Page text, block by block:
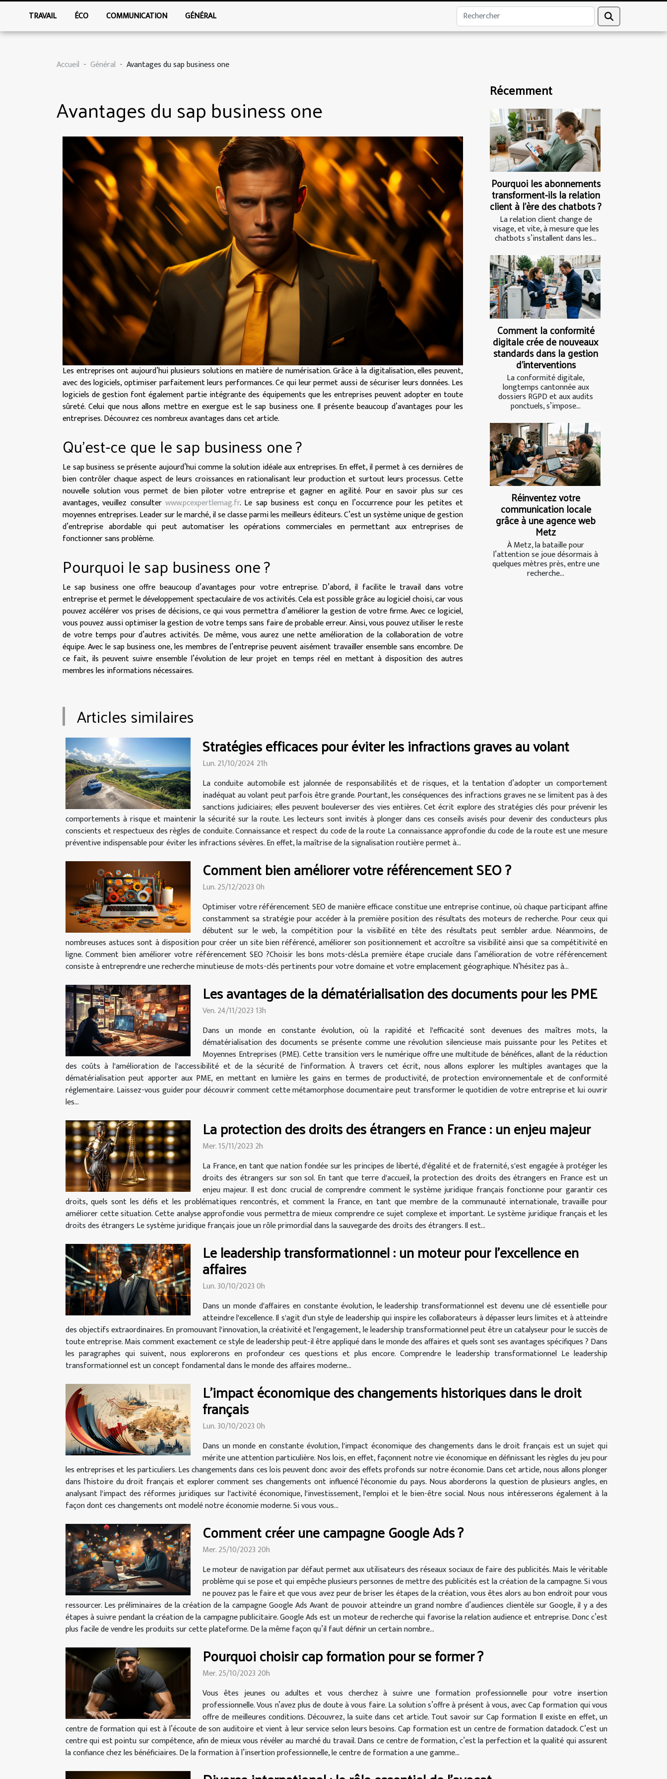
TRAVAIL ÉCO COMMUNICATION GÉNÉRAL
Accueil Général Avantages du sap business one
Avantages du sap business one
Les entreprises ont aujourd’hui plusieurs solutions en matière de numérisation. Grâce à la digitalisation, elles peuvent,
avec des logiciels, optimiser parfaitement leurs performances. Ce qui leur permet aussi de sécuriser leurs données. Les
logiciels de gestion font également partie intégrante des équipements que les entreprises peuvent adopter en toute
sûreté. Celui que nous allons mettre en exergue est le sap business one. Il présente beaucoup d’avantages pour les
entreprises. Découvrez ces nombreux avantages dans cet article.
Qu’est-ce que le sap business one ?
Le sap business se présente aujourd’hui comme la solution idéale aux entreprises. En effet, il permet à ces dernières de
bien contrôler chaque aspect de leurs croissances en rationalisant leur production et surtout leurs processus. Cette
nouvelle solution vous permet de bien piloter votre entreprise et gagner en agilité. Pour en savoir plus sur ces
avantages, veuillez consulterwww.pcexpertlemag.fr. Le sap business est conçu en l’occurrence pour les petites et
moyennes entreprises. Leader sur le marché, il se classe parmi les meilleurs éditeurs. C’est un système unique de gestion
d’entreprise abordable qui peut automatiser les opérations commerciales en permettant aux entreprises de
fonctionner sans problème.
Pourquoi le sap business one ?
Le sap business one offre beaucoup d’avantages pour votre entreprise. D’abord, il facilite le travail dans votre
entreprise et permet le développement spectaculaire de vos activités. Cela est possible grâce au logiciel choisi, car vous
pouvez accélérer vos prises de décisions, ce qui vous permettra d’améliorer la gestion de votre firme. Avec ce logiciel,
vous pouvez aussi optimiser la gestion de votre temps sans faire de probable erreur. Ainsi, vous pouvez utiliser le reste
de votre temps pour d’autres activités. De même, vous aurez une nette amélioration de la collaboration de votre
équipe. Avec le sap business one, les membres de l’entreprise peuvent aisément travailler ensemble sans encombre. De
ce fait, ils peuvent suivre ensemble l’évolution de leur projet en temps réel en mettant à disposition des autres
membres les informations nécessaires.
Récemment
Pourquoi les abonnements
transforment-ils la relation
client à l’ère des chatbots ?
La relation client change de
visage, et vite, à mesure que les
chatbots s’installent dans les...
Comment la conformité
digitale crée de nouveaux
standards dans la gestion
d’interventions
La conformité digitale,
longtemps cantonnée aux
dossiers RGPD et aux audits
ponctuels, s’impose...
Réinventez votre
communication locale
grâce à une agence web
Metz
À Metz, la bataille pour
l’attention se joue désormais à
quelques mètres près, entre une
recherche...
Articles similaires
Stratégies efficaces pour éviter les infractions graves au volant
Lun. 21/10/2024 21h
La conduite automobile est jalonnée de responsabilités et de risques, et la tentation d’adopter un comportement
inadéquat au volant peut parfois être grande. Pourtant, les conséquences des infractions graves ne se limitent pas à des
sanctions judiciaires; elles peuvent bouleverser des vies entières. Cet écrit explore des stratégies clés pour prévenir les
comportements à risque et maintenir la sécurité sur la route. Les lecteurs sont invités à plonger dans ces conseils avisés pour devenir des conducteurs plus
conscients et respectueux des règles de conduite. Connaissance et respect du code de la route La connaissance approfondie du code de la route est une mesure
préventive indispensable pour éviter les infractions sévères. En effet, la maîtrise de la signalisation routière permet à...
Comment bien améliorer votre référencement SEO ?
Lun. 25/12/2023 0h
Optimiser votre référencement SEO de manière efficace constitue une entreprise continue, où chaque participant affine
constamment sa stratégie pour accéder à la première position des résultats des moteurs de recherche. Pour ceux qui
débutent sur le web, la compétition pour la visibilité en tête des résultats peut sembler ardue. Néanmoins, de
nombreuses astuces sont à disposition pour créer un site bien référencé, améliorer son positionnement et accroître sa visibilité ainsi que sa compétitivité en
ligne. Comment bien améliorer votre référencement SEO ?Choisir les bons mots-clésLa première étape cruciale dans l’amélioration de votre référencement
consiste à entreprendre une recherche minutieuse de mots-clés pertinents pour votre domaine et votre emplacement géographique. N’hésitez pas à...
Les avantages de la dématérialisation des documents pour les PME
Ven. 24/11/2023 13h
Dans un monde en constante évolution, où la rapidité et l'efficacité sont devenues des maîtres mots, la
dématérialisation des documents se présente comme une révolution silencieuse mais puissante pour les Petites et
Moyennes Entreprises (PME). Cette transition vers le numérique offre une multitude de bénéfices, allant de la réduction
des coûts à l'amélioration de l'accessibilité et de la sécurité de l'information. À travers cet écrit, nous allons explorer les multiples avantages que la
dématérialisation peut apporter aux PME, en mettant en lumière les gains en termes de productivité, de protection environnementale et de conformité
réglementaire. Laissez-vous guider pour découvrir comment cette métamorphose documentaire peut transformer le quotidien de votre entreprise et lui ouvrir
les...
La protection des droits des étrangers en France : un enjeu majeur
Mer. 15/11/2023 2h
La France, en tant que nation fondée sur les principes de liberté, d'égalité et de fraternité, s'est engagée à protéger les
droits des étrangers sur son sol. En tant que terre d'accueil, la protection des droits des étrangers en France est un
enjeu majeur. Il est donc crucial de comprendre comment le système juridique français fonctionne pour garantir ces
droits, quels sont les défis et les problématiques rencontrés, et comment la France, en tant que membre de la communauté internationale, travaille pour
améliorer cette situation. Cette analyse approfondie vous permettra de mieux comprendre ce sujet complexe et important. Le système juridique français et les
droits des étrangers Le système juridique français joue un rôle primordial dans la sauvegarde des droits des étrangers. Il est...
Le leadership transformationnel : un moteur pour l'excellence en
affaires
Lun. 30/10/2023 0h
Dans un monde d'affaires en constante évolution, le leadership transformationnel est devenu une clé essentielle pour
atteindre l'excellence. Il s'agit d'un style de leadership qui inspire les collaborateurs à dépasser leurs limites et à atteindre
des objectifs extraordinaires. En promouvant l'innovation, la créativité et l'engagement, le leadership transformationnel peut être un catalyseur pour le succès de
toute entreprise. Mais comment exactement ce style de leadership peut-il être appliqué dans le monde des affaires et quels sont ses avantages spécifiques ? Dans
les paragraphes qui suivent, nous explorerons en profondeur ces questions et plus encore. Comprendre le leadership transformationnel Le leadership
transformationnel est un concept fondamental dans le monde des affaires moderne...
L'impact économique des changements historiques dans le droit
français
Lun. 30/10/2023 0h
Dans un monde en constante évolution, l'impact économique des changements dans le droit français est un sujet qui
mérite une attention particulière. Nos lois, en effet, façonnent notre vie économique en définissant les règles du jeu pour
les entreprises et les particuliers. Les changements dans ces lois peuvent donc avoir des effets profonds sur notre économie. Dans cet article, nous allons plonger
dans l'histoire du droit français et explorer comment ses changements ont influencé l'économie du pays. Nous aborderons la question de plusieurs angles, en
analysant l'impact des réformes juridiques sur l'activité économique, l'investissement, l'emploi et le bien-être social. Nous nous intéresserons également à la
façon dont ces changements ont modelé notre économie moderne. Si vous vous...
Comment créer une campagne Google Ads ?
Mer. 25/10/2023 20h
Le moteur de navigation par défaut permet aux utilisateurs des réseaux sociaux de faire des publicités. Mais le véritable
problème qui se pose et qui empêche plusieurs personnes de mettre des publicités est la création de la campagne. Si vous
ne pouvez pas le faire et que vous avez peur de briser les étapes de la création, vous êtes alors au bon endroit pour vous
ressourcer. Les préliminaires de la création de la campagne Google Ads Avant de pouvoir atteindre un grand nombre d’audiences clientèle sur Google, il y a des
étapes à suivre pendant la création de la campagne publicitaire. Google Ads est un moteur de recherche qui favorise la relation audience et entreprise. Donc c’est
plus facile de vendre les produits sur cette plateforme. De la même façon qu’il faut définir un certain nombre...
Pourquoi choisir cap formation pour se former ?
Mer. 25/10/2023 20h
Vous êtes jeunes ou adultes et vous cherchez à suivre une formation professionnelle pour votre insertion
professionnelle. Vous n’avez plus de doute à vous faire. La solution s’offre à présent à vous, avec Cap formation qui vous
offre de meilleures conditions. Découvrez, la suite dans cet article. Tout savoir sur Cap formation Il existe en effet, un
centre de formation qui est à l’écoute de son auditoire et vient à leur service selon leurs besoins. Cap formation est un centre de formation datadock. C’est un
centre qui est pointu sur compétence, afin de mieux vous révéler au marché du travail. Dans ce centre de formation, c’est la perfection et la qualité qui assurent
la confiance chez les bénéficiaires. De la formation à l’insertion professionnelle, le centre de formation a une gamme...